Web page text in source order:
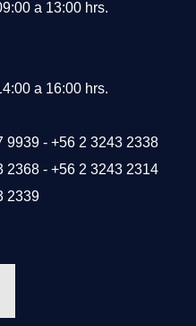
a 13:00 hrs.
a 16:00 hrs.
9939 - +56 2 3243 2338
2368 - +56 2 3243 2314
2339